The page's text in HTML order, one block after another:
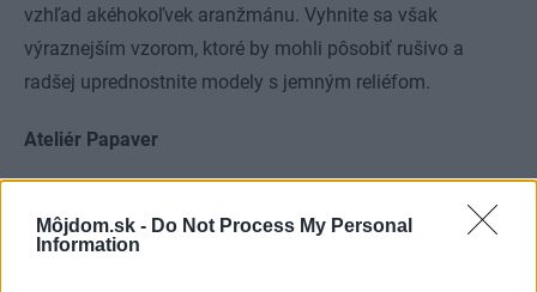
Môjdom.sk - Do Not Process My Personal
Information
vzhľad akéhokoľvek aranžmánu. Vyhnite sa však
výraznejším vzorom, ktoré by mohli pôsobiť rušivo a
radšej uprednostnite modely s jemným reliéfom.
Ateliér Papaver
www.kvetinovaskola.sk